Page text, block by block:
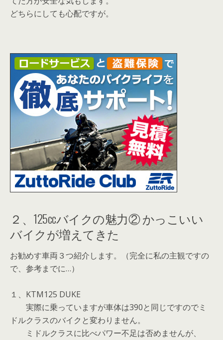
どちらにしても心配ですが。
２、125ccバイクの魅力② かっこいい
バイクが増えてきた
お勧めす車両３つ紹介します。（完全に私の主観ですの
で、参考までに…）
１、 KTM125 DUKE
実際に乗っていますが車体は390と同じですのでミ
ドルクラスのバイクと変わりません。
ミドルクラスに比べパワー不足は否めませんが、